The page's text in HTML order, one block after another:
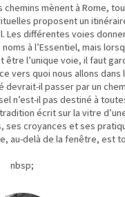
chemins mènent à Rome,
proposent un
Les différentes voies
à l’Essentiel, mais
être l’unique voie, il faut
vers quoi nous allons dans
devrait-il passer par un
n’est-il pas destiné à
écrit sur la vitre
ses croyances et ses
au-delà de la fenêtre, est
nbsp;